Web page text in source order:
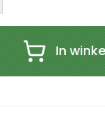
In